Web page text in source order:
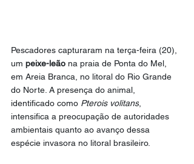
Pescadores capturaram na terça-feira (20),
um peixe-leão na praia de Ponta do Mel,
em Areia Branca, no litoral do Rio Grande
do Norte. A presença do animal,
identificado como Pterois volitans,
intensifica a preocupação de autoridades
ambientais quanto ao avanço dessa
espécie invasora no litoral brasileiro.